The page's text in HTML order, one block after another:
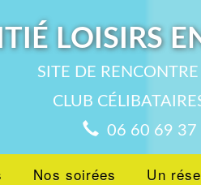
LOISIRS
SITE DE
CLUB
06 60 69 37
Nos soirées Un